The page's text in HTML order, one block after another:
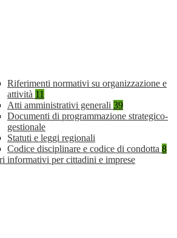
Riferimenti normativi su organizzazione e
attività 11
Atti amministrativi generali 39
Documenti di programmazione strategico-
gestionale
Statuti e leggi regionali
Codice disciplinare e codice di condotta 8
informativi per cittadini e imprese